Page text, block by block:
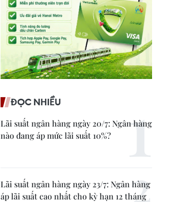
ĐỌC NHIỀU
Lãi suất ngân hàng ngày 20/7: Ngân hàng
nào đang áp mức lãi suất 10%?
Lãi suất ngân hàng ngày 23/7: Ngân hàng
áp lãi suất cao nhất cho kỳ hạn 12 tháng